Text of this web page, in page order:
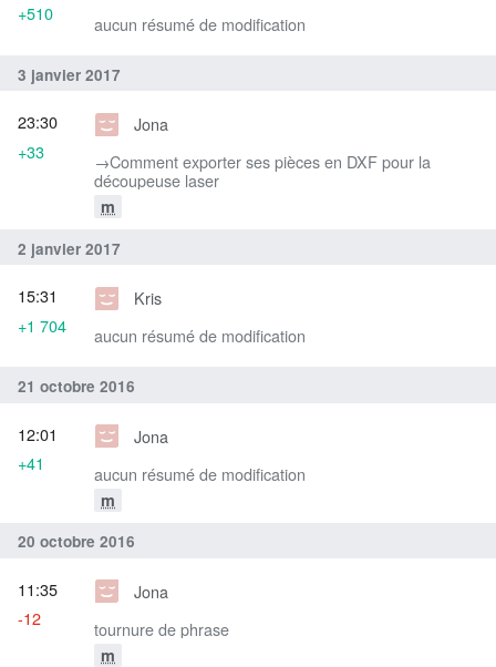
aucun résumé de modification
+510
3 janvier 2017
Jona
→‎Comment exporter ses pièces en DXF pour la
découpeuse laser
m
23:30
+33
2 janvier 2017
Kris
aucun résumé de modification
15:31
+1 704
21 octobre 2016
Jona
aucun résumé de modification
m
12:01
+41
20 octobre 2016
Jona
tournure de phrase
m
11:35
-12